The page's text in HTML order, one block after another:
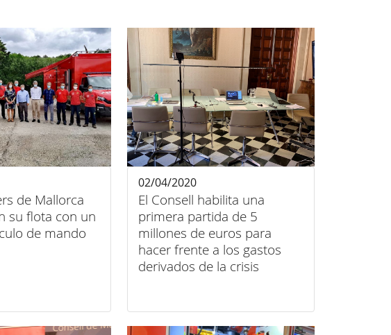
de Mallorca
su flota con un
de mando
El Consell habilita una
primera partida de 5
millones de euros para
hacer frente a los gastos
derivados de la crisis
02/04/2020